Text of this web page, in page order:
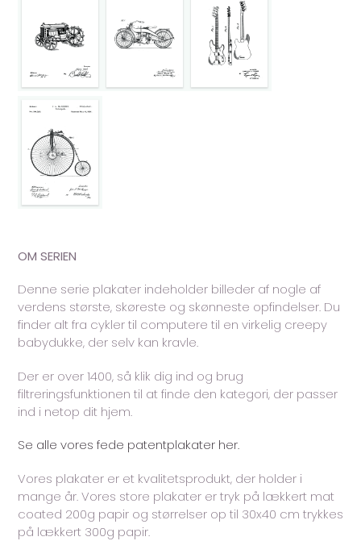
OM SERIEN
Denne serie plakater indeholder billeder af nogle af
verdens største, skøreste og skønneste opfindelser. Du
finder alt fra cykler til computere til en virkelig creepy
babydukke, der selv kan kravle.
Der er over 1400, så klik dig ind og brug
filtreringsfunktionen til at finde den kategori, der passer
ind i netop dit hjem.
Se alle vores fede patentplakater her.
Vores plakater er et kvalitetsprodukt, der holder i
mange år. Vores store plakater er tryk på lækkert mat
coated 200g papir og størrelser op til 30x40 cm trykkes
på lækkert 300g papir.